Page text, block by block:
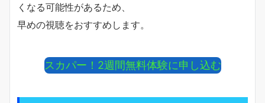
くなる可能性があるため、
早めの視聴をおすすめします。
スカパー！2週間無料体験に申し込む